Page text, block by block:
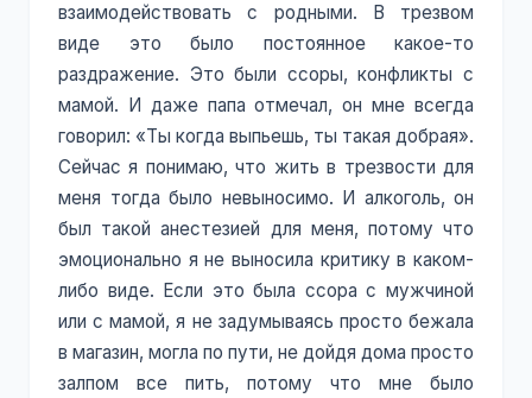
взаимодействовать с родными. В трезвом
виде это было постоянное какое-то
раздражение. Это были ссоры, конфликты с
мамой. И даже папа отмечал, он мне всегда
говорил: «Ты когда выпьешь, ты такая добрая».
Сейчас я понимаю, что жить в трезвости для
меня тогда было невыносимо. И алкоголь, он
был такой анестезией для меня, потому что
эмоционально я не выносила критику в каком-
либо виде. Если это была ссора с мужчиной
или с мамой, я не задумываясь просто бежала
в магазин, могла по пути, не дойдя дома просто
залпом все пить, потому что мне было